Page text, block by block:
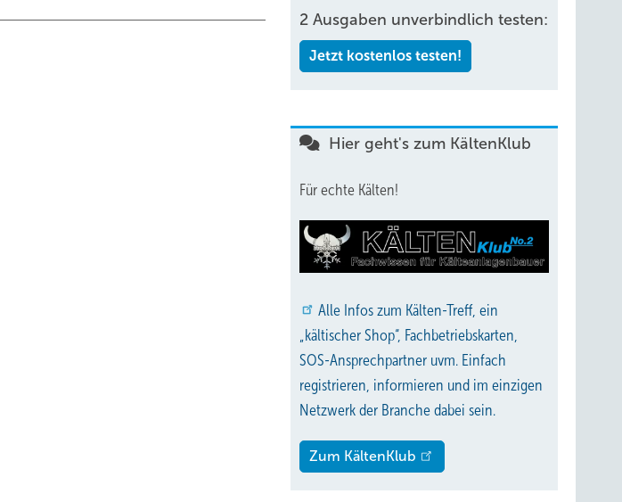
2 Ausgaben unverbindlich testen:
Jetzt kostenlos testen!
Hier geht's zum KältenKlub
Für echte Kälten!
Alle Infos zum Kälten-Treff, ein
„kältischer Shop“, Fachbetriebskarten,
SOS-Ansprechpartner uvm. Einfach
registrieren, informieren und im einzigen
Netzwerk der Branche dabei sein.
Zum KältenKlub